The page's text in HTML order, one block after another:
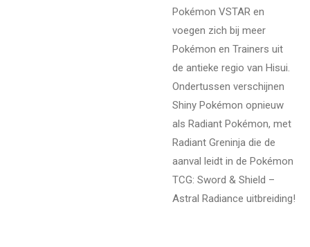
Pokémon VSTAR en
voegen zich bij meer
Pokémon en Trainers uit
de antieke regio van Hisui.
Ondertussen verschijnen
Shiny Pokémon opnieuw
als Radiant Pokémon, met
Radiant Greninja die de
aanval leidt in de Pokémon
TCG: Sword & Shield –
Astral Radiance uitbreiding!